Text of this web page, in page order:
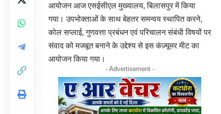
आयोजन आज एसईसीएल मुख्यालय, बिलासपुर में किया
गया। उपभोक्ताओं के साथ बेहतर समन्वय स्थापित करने,
कोल सप्लाई, गुणवत्ता प्रबंधन एवं परिचालन संबंधी विषयों पर
संवाद को मजबूत बनाने के उद्देश्य से इस कंज़्यूमर मीट का
आयोजन किया गया।
- Advertisement -